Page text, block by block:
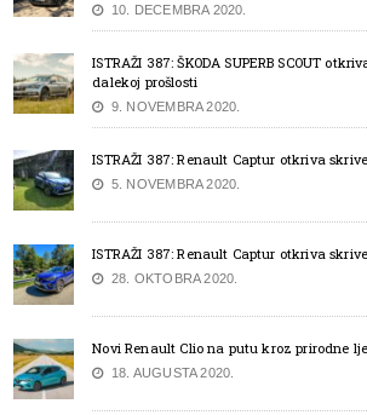
10. DECEMBRA 2020.
ISTRAŽI 387: ŠKODA SUPERB SCOUT
dalekoj prošlosti
9. NOVEMBRA 2020.
ISTRAŽI 387: Renault Captur otkriva
5. NOVEMBRA 2020.
ISTRAŽI 387: Renault Captur otkriva
28. OKTOBRA 2020.
Novi Renault Clio na putu kroz prirodne
18. AUGUSTA 2020.